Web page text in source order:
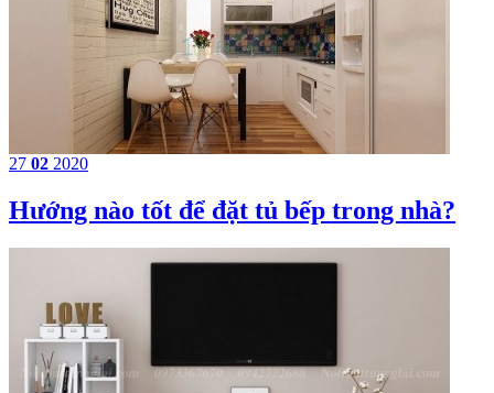
27 02 2020
Hướng nào tốt để đặt tủ bếp trong nhà?